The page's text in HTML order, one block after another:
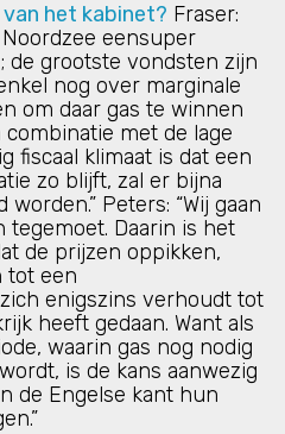
het kabinet? Fraser:
eensuper
de grootste vondsten zijn
nog over marginale
om daar gas te winnen
met de lage
fiscaal klimaat is dat een
zo blijft, zal er bijna
Peters: “Wij gaan
tegemoet. Daarin is het
de prijzen oppikken,
tot een
enigszins verhoudt tot
heeft gedaan. Want als
waarin gas nog nodig
is de kans aanwezig
de Engelse kant hun